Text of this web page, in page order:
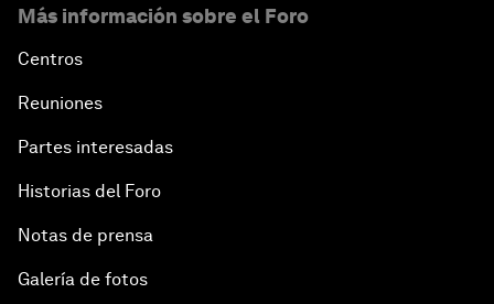
Más información sobre el Foro
Centros
Reuniones
Partes interesadas
Historias del Foro
Notas de prensa
Galería de fotos